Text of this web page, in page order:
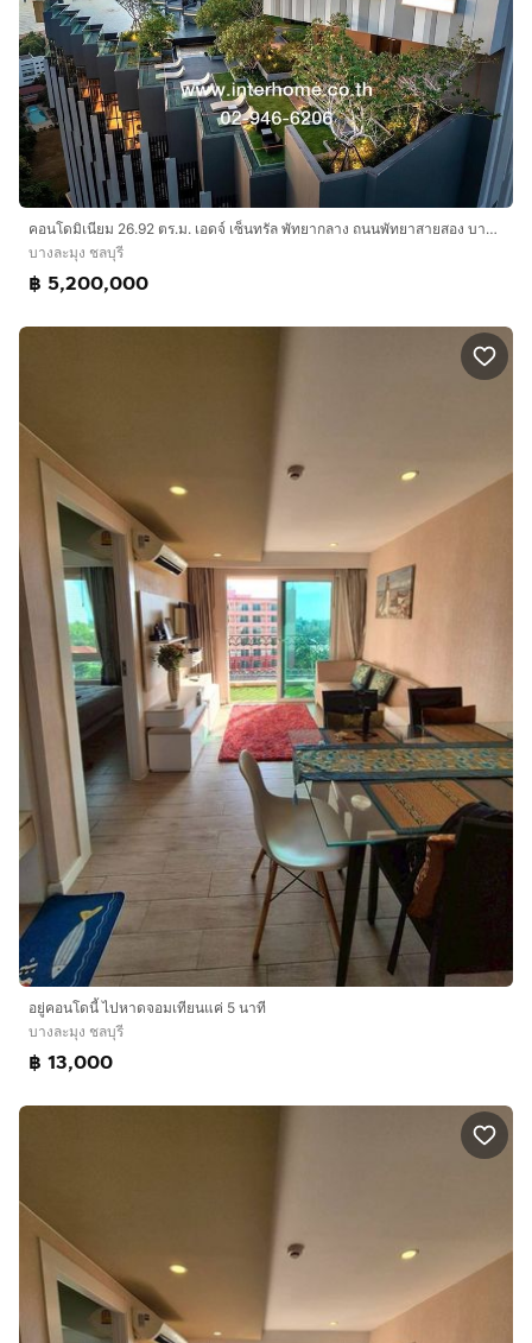
คอนโดมิเนียม 26.92 ตร.ม. เอดจ์ เซ็นทรัล พัทยากลาง ถนนพัทยาสายสอง บางละมุง ชลบุรี
บางละมุง ชลบุรี
฿ 5,200,000
อยู่คอนโดนี้ ไปหาดจอมเทียนแค่ 5 นาที
บางละมุง ชลบุรี
฿ 13,000